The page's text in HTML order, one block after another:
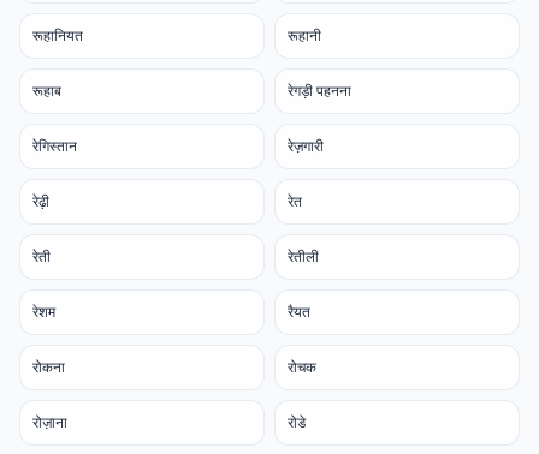
रूहानियत रूहानी
रूहाब रेगड़ी पहनना
रेगिस्तान रेज़गारी
रेढ़ी रेत
रेती रेतीली
रेशम रैयत
रोकना रोचक
रोज़ाना रोडे